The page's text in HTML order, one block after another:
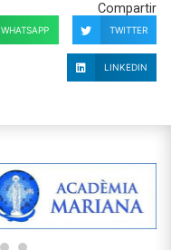
Compartir
WHATSAPP TWITTER
LINKEDIN